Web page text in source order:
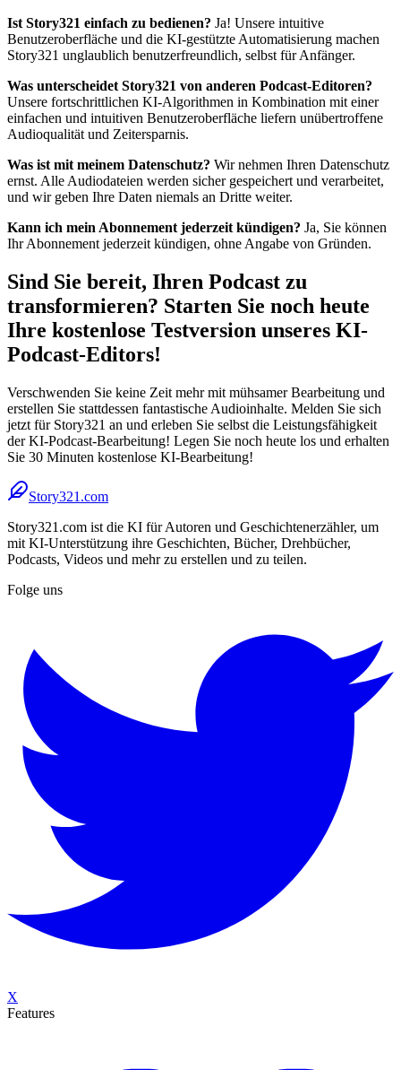
Ist Story321 einfach zu bedienen? Ja! Unsere intuitive
Benutzeroberfläche und die KI-gestützte Automatisierung machen
Story321 unglaublich benutzerfreundlich, selbst für Anfänger.
Was unterscheidet Story321 von anderen Podcast-Editoren?
Unsere fortschrittlichen KI-Algorithmen in Kombination mit einer
einfachen und intuitiven Benutzeroberfläche liefern unübertroffene
Audioqualität und Zeitersparnis.
Was ist mit meinem Datenschutz? Wir nehmen Ihren Datenschutz
ernst. Alle Audiodateien werden sicher gespeichert und verarbeitet,
und wir geben Ihre Daten niemals an Dritte weiter.
Kann ich mein Abonnement jederzeit kündigen? Ja, Sie können
Ihr Abonnement jederzeit kündigen, ohne Angabe von Gründen.
Sind Sie bereit, Ihren Podcast zu
transformieren? Starten Sie noch heute
Ihre kostenlose Testversion unseres KI-
Podcast-Editors!
Verschwenden Sie keine Zeit mehr mit mühsamer Bearbeitung und
erstellen Sie stattdessen fantastische Audioinhalte. Melden Sie sich
jetzt für Story321 an und erleben Sie selbst die Leistungsfähigkeit
der KI-Podcast-Bearbeitung! Legen Sie noch heute los und erhalten
Sie 30 Minuten kostenlose KI-Bearbeitung!
Story321.com
Story321.com ist die KI für Autoren und Geschichtenerzähler, um
mit KI-Unterstützung ihre Geschichten, Bücher, Drehbücher,
Podcasts, Videos und mehr zu erstellen und zu teilen.
Folge uns
X
Features